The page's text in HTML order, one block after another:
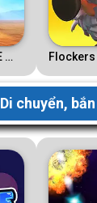
FARAWAY : PUZZLE ESCAPE Flockers
Di chuyển,